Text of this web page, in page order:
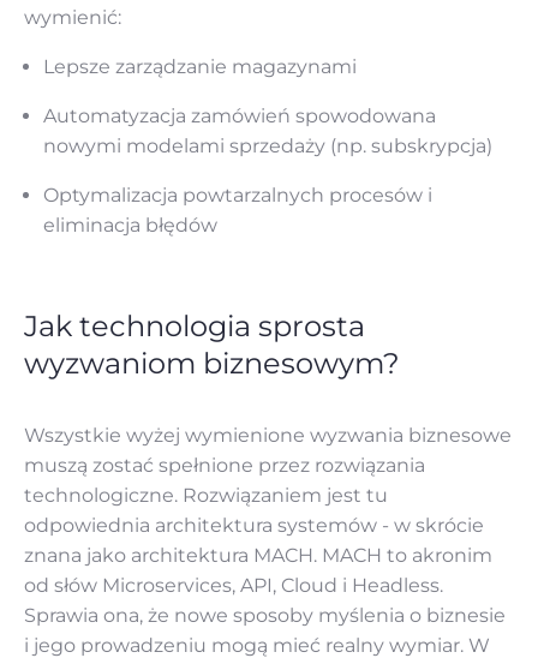
wymienić:
Lepsze zarządzanie magazynami
Automatyzacja zamówień spowodowana
nowymi modelami sprzedaży (np. subskrypcja)
Optymalizacja powtarzalnych procesów i
eliminacja błędów
Jak technologia sprosta
wyzwaniom biznesowym?
Wszystkie wyżej wymienione wyzwania biznesowe
muszą zostać spełnione przez rozwiązania
technologiczne. Rozwiązaniem jest tu
odpowiednia architektura systemów - w skrócie
znana jako architektura MACH. MACH to akronim
od słów Microservices, API, Cloud i Headless.
Sprawia ona, że nowe sposoby myślenia o biznesie
i jego prowadzeniu mogą mieć realny wymiar. W